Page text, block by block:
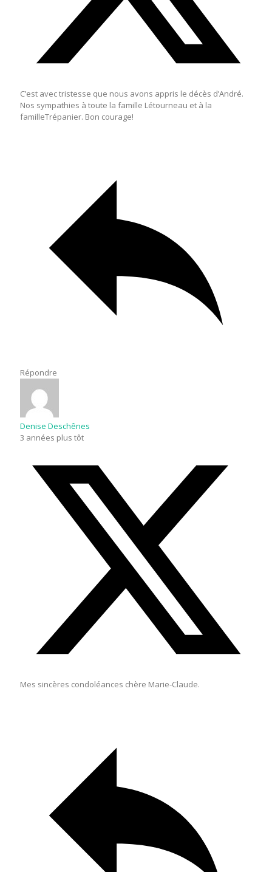
C’est avec tristesse que nous avons appris le décès d’André.
Nos sympathies à toute la famille Létourneau et à la
familleTrépanier. Bon courage!
Répondre
Denise Deschênes
3 années plus tôt
Mes sincères condoléances chère Marie-Claude.